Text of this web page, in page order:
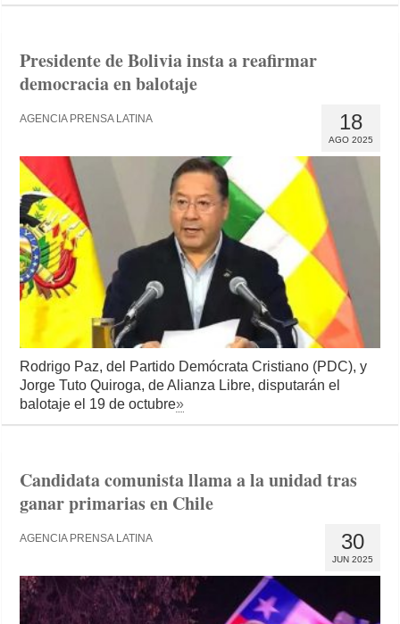
Presidente de Bolivia insta a reafirmar
democracia en balotaje
18
AGO 2025
AGENCIA PRENSA LATINA
Rodrigo Paz, del Partido Demócrata Cristiano (PDC), y
Jorge Tuto Quiroga, de Alianza Libre, disputarán el
balotaje el 19 de octubre»
Candidata comunista llama a la unidad tras
ganar primarias en Chile
30
JUN 2025
AGENCIA PRENSA LATINA